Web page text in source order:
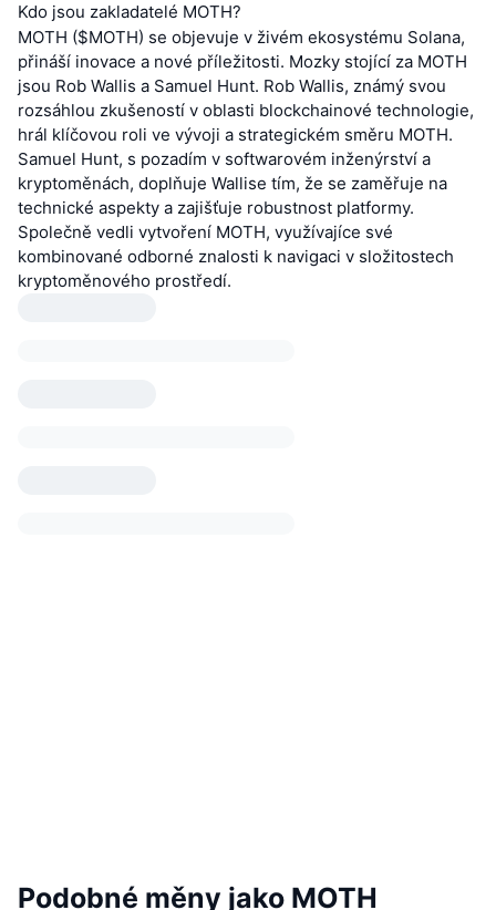
Kdo jsou zakladatelé MOTH?
MOTH ($MOTH) se objevuje v živém ekosystému Solana,
přináší inovace a nové příležitosti. Mozky stojící za MOTH
jsou Rob Wallis a Samuel Hunt. Rob Wallis, známý svou
rozsáhlou zkušeností v oblasti blockchainové technologie,
hrál klíčovou roli ve vývoji a strategickém směru MOTH.
Samuel Hunt, s pozadím v softwarovém inženýrství a
kryptoměnách, doplňuje Wallise tím, že se zaměřuje na
technické aspekty a zajišťuje robustnost platformy.
Společně vedli vytvoření MOTH, využívajíce své
kombinované odborné znalosti k navigaci v složitostech
kryptoměnového prostředí.
Podobné měny jako MOTH